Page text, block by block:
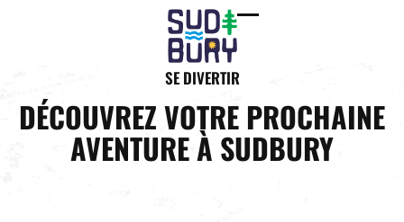
Open
mobile
Close
mobile
SE DIVERTIR
DÉCOUVREZ VOTRE PROCHAINE
AVENTURE À SUDBURY